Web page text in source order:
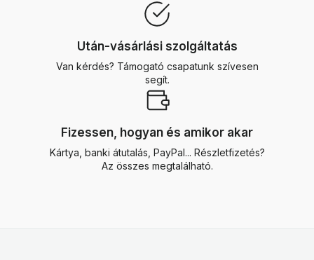
Után-vásárlási szolgáltatás
Van kérdés? Támogató csapatunk szívesen
segít.
Fizessen, hogyan és amikor akar
Kártya, banki átutalás, PayPal... Részletfizetés?
Az összes megtalálható.